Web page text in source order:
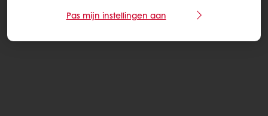
Pas mijn instellingen aan